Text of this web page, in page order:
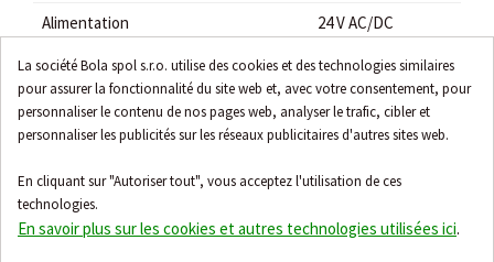
La société Bola spol s.r.o. utilise des cookies et des technologies similaires
pour assurer la fonctionnalité du site web et, avec votre consentement, pour
personnaliser le contenu de nos pages web, analyser le trafic, cibler et
personnaliser les publicités sur les réseaux publicitaires d'autres sites web.
En cliquant sur "Autoriser tout", vous acceptez l'utilisation de ces
technologies.
En savoir plus sur les cookies et autres technologies utilisées ici.
Alimentation
24 V AC/DC
Plage de température du média
–25...125 °C
Indice de protection
IP65
Matériau du boîtier
Acier inoxydable
Connexion
G1/4"
Précision
±1 % de la plage